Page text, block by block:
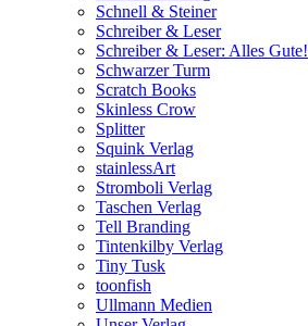
Schnell & Steiner
Schreiber & Leser
Schreiber & Leser: Alles Gute!
Schwarzer Turm
Scratch Books
Skinless Crow
Splitter
Squink Verlag
stainlessArt
Stromboli Verlag
Taschen Verlag
Tell Branding
Tintenkilby Verlag
Tiny Tusk
toonfish
Ullmann Medien